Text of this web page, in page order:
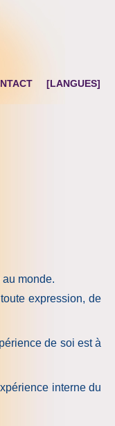
[LANGUES]
monde.
expression, de
de soi est à
interne du